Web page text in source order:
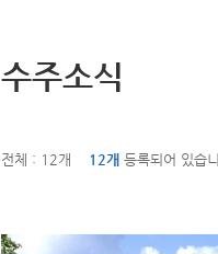
수주소식
전체 : 12개 12개 등록되어 있습